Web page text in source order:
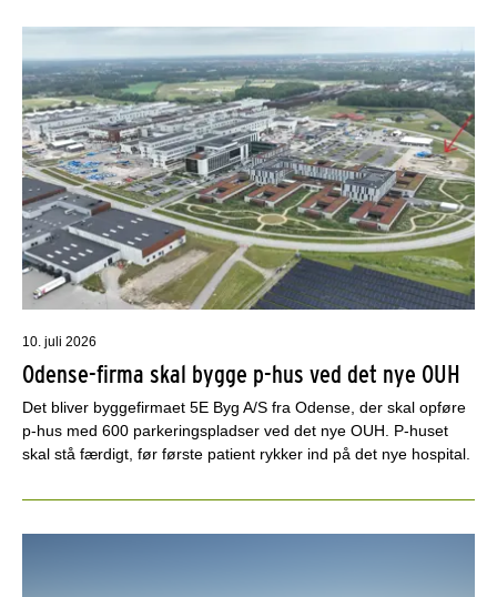
10. juli 2026
Odense-firma skal bygge p-hus ved det nye OUH
Det bliver byggefirmaet 5E Byg A/S fra Odense, der skal opføre
p-hus med 600 parkeringspladser ved det nye OUH. P-huset
skal stå færdigt, før første patient rykker ind på det nye hospital.